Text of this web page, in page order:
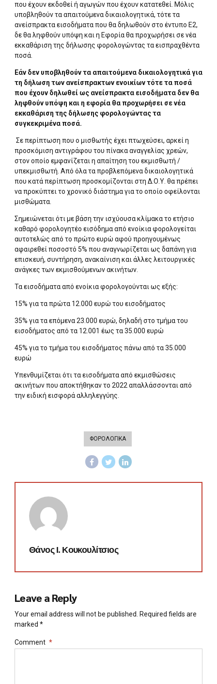
που έχουν εκδοθεί ή αγωγών που έχουν κατατεθεί. Μόλις
υποβληθούν τα απαιτούμενα δικαιολογητικά, τότε τα
ανείσπρακτα εισοδήματα που θα δηλωθούν στο έντυπο Ε2,
δε θα ληφθούν υπόψη και η Εφορία θα προχωρήσει σε νέα
εκκαθάριση της δήλωσης φορολογώντας τα εισπραχθέντα
ποσά.
Εάν δεν υποβληθούν τα απαιτούμενα δικαιολογητικά για
τη δήλωση των ανείσπρακτων ενοικίων τότε τα ποσά
που έχουν δηλωθεί ως ανείσπρακτα εισοδήματα δεν θα
ληφθούν υπόψη και η εφορία θα προχωρήσει σε νέα
εκκαθάριση της δήλωσης φορολογώντας τα
συγκεκριμένα ποσά.
Σε περίπτωση που ο μισθωτής έχει πτωχεύσει, αρκεί η
προσκόμιση αντιγράφου του πίνακα αναγγελίας χρεών,
στον οποίο εμφανίζεται η απαίτηση του εκμισθωτή /
υπεκμισθωτή. Από όλα τα προβλεπόμενα δικαιολογητικά
που κατά περίπτωση προσκομίζονται στη Δ.Ο.Υ. θα πρέπει
να προκύπτει το χρονικό διάστημα για το οποίο οφείλονται
μισθώματα.
Σημειώνεται ότι με βάση την ισχύουσα κλίμακα το ετήσιο
καθαρό φορολογητέο εισόδημα από ενοίκια φορολογείται
αυτοτελώς από το πρώτο ευρώ αφού προηγουμένως
αφαιρεθεί ποσοστό 5% που αναγνωρίζεται ως δαπάνη για
επισκευή, συντήρηση, ανακαίνιση και άλλες λειτουργικές
ανάγκες των εκμισθούμενων ακινήτων.
Τα εισοδήματα από ενοίκια φορολογούνται ως εξής:
15% για τα πρώτα 12.000 ευρώ του εισοδήματος
35% για τα επόμενα 23.000 ευρώ, δηλαδή στο τμήμα του
εισοδήματος από τα 12.001 έως τα 35.000 ευρώ
45% για το τμήμα του εισοδήματος πάνω από τα 35.000
ευρώ
Υπενθυμίζεται ότι τα εισοδήματα από εκμισθώσεις
ακινήτων που αποκτήθηκαν το 2022 απαλλάσσονται από
την ειδική εισφορά αλληλεγγύης.
ΦΟΡΟΛΟΓΙΚΑ
Θάνος Ι. Κουκουλίτσιος
Leave a Reply
Your email address will not be published. Required fields are
marked *
Comment *